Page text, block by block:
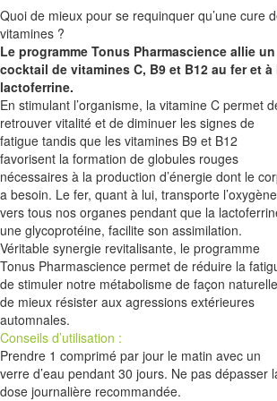
Quoi de mieux pour se requinquer qu’une cure
vitamines ?
Le programme Tonus Pharmascience allie un
cocktail de vitamines C, B9 et B12 au fer et à
lactoferrine.
En stimulant l’organisme, la vitamine C permet
retrouver vitalité et de diminuer les signes de
fatigue tandis que les vitamines B9 et B12
favorisent la formation de globules rouges
nécessaires à la production d’énergie dont le
a besoin. Le fer, quant à lui, transporte l’oxygène
vers tous nos organes pendant que la
une glycoprotéine, facilite son assimilation.
Véritable synergie revitalisante, le programme
Tonus Pharmascience permet de réduire la
de stimuler notre métabolisme de façon
de mieux résister aux agressions extérieures
automnales.
Conseils d’utilisation :
Prendre 1 comprimé par jour le matin avec un
verre d’eau pendant 30 jours. Ne pas dépasser
dose journalière recommandée.